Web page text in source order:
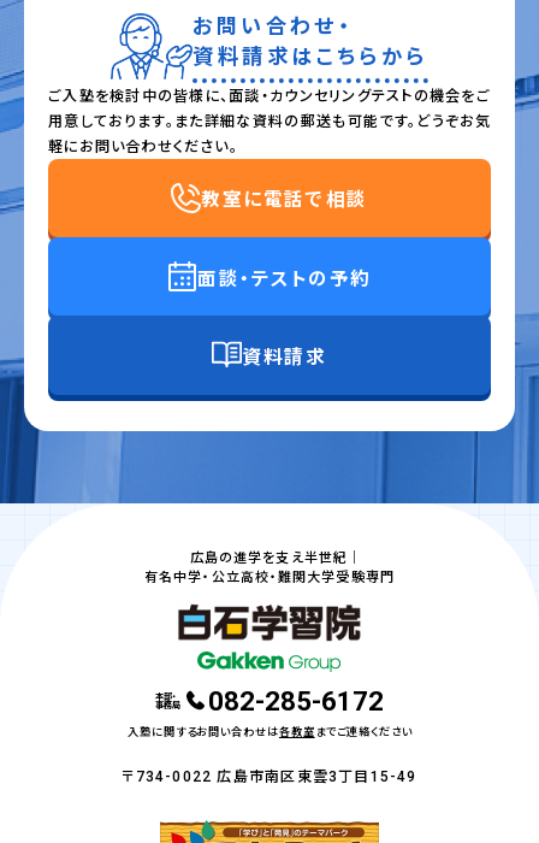
お問い合わせ・
資料請求はこちらから
ご入塾を検討中の皆様に、面談・カウンセリングテストの機会をご
用意しております。また詳細な資料の郵送も可能です。どうぞお気
軽にお問い合わせください。
教室に電話で相談
面談・テストの予約
資料請求
広島の進学を支え半世紀｜
有名中学・公立高校・難関大学受験専門
本部・
事務局 082-285-6172
入塾に関するお問い合わせは各教室 までご連絡ください
〒734-0022 広島市南区東雲3丁目15-49